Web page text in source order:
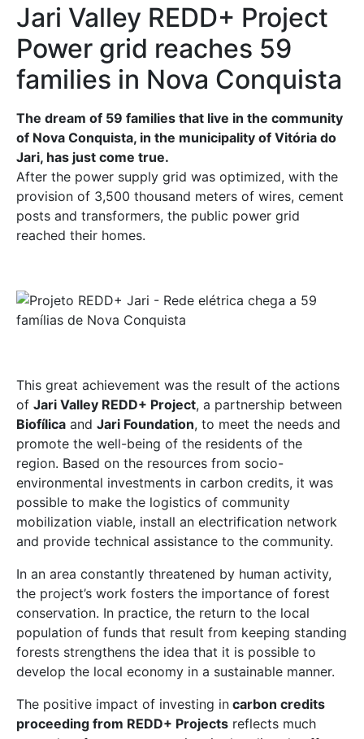
Jari Valley REDD+ Project
Power grid reaches 59
families in Nova Conquista
The dream of 59 families that live in the community
of Nova Conquista, in the municipality of Vitória do
Jari, has just come true.
After the power supply grid was optimized, with the
provision of 3,500 thousand meters of wires, cement
posts and transformers, the public power grid
reached their homes.
This great achievement was the result of the actions
of Jari Valley REDD+ Project, a partnership between
Biofílica and Jari Foundation, to meet the needs and
promote the well-being of the residents of the
region. Based on the resources from socio-
environmental investments in carbon credits, it was
possible to make the logistics of community
mobilization viable, install an electrification network
and provide technical assistance to the community.
In an area constantly threatened by human activity,
the project’s work fosters the importance of forest
conservation. In practice, the return to the local
population of funds that result from keeping standing
forests strengthens the idea that it is possible to
develop the local economy in a sustainable manner.
The positive impact of investing in carbon credits
proceeding from REDD+ Projects reflects much